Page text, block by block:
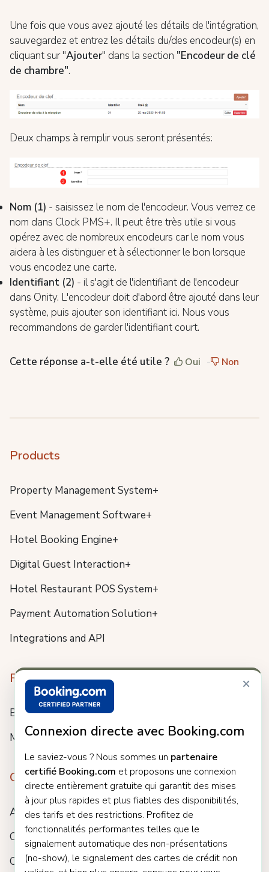
×
Connexion directe avec Booking.com
Le saviez-vous ? Nous sommes un partenaire
certifié Booking.com et proposons une connexion
directe entièrement gratuite qui garantit des mises
à jour plus rapides et plus fiables des disponibilités,
des tarifs et des restrictions. Profitez de
fonctionnalités performantes telles que le
signalement automatique des non-présentations
(no-show), le signalement des cartes de crédit non
Une fois que vous avez ajouté les détails de l'intégration,
sauvegardez et entrez les détails du/des encodeur(s) en
cliquant sur "Ajouter" dans la section "Encodeur de clé
de chambre".
Deux champs à remplir vous seront présentés:
Nom (1) - saisissez le nom de l'encodeur. Vous verrez ce
nom dans Clock PMS+. Il peut être très utile si vous
opérez avec de nombreux encodeurs car le nom vous
aidera à les distinguer et à sélectionner le bon lorsque
vous encodez une carte.
Identifiant (2) - il s'agit de l'identifiant de l'encodeur
dans Onity. L'encodeur doit d'abord être ajouté dans leur
système, puis ajouter son identifiant ici. Nous vous
recommandons de garder l'identifiant court.
Cette réponse a-t-elle été utile ? Oui Non
Products
Property Management System+
Event Management Software+
Hotel Booking Engine+
Digital Guest Interaction+
Hotel Restaurant POS System+
Payment Automation Solution+
Integrations and API
Resources
Blog
Meet us
Company
About
Careers
Customers